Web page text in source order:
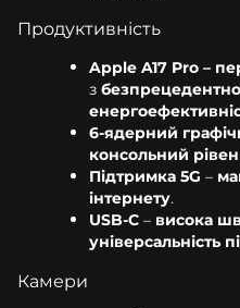
Продуктивність
Apple A17 Pro –
з
6-ядерний
консольний
Підтримка 5G –
інтернету.
USB-C – висока
універсальність
Камери